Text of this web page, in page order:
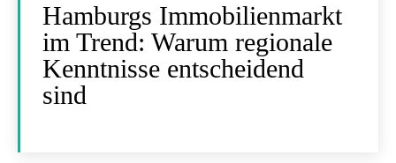
Hamburgs Immobilienmarkt
im Trend: Warum regionale
Kenntnisse entscheidend
sind